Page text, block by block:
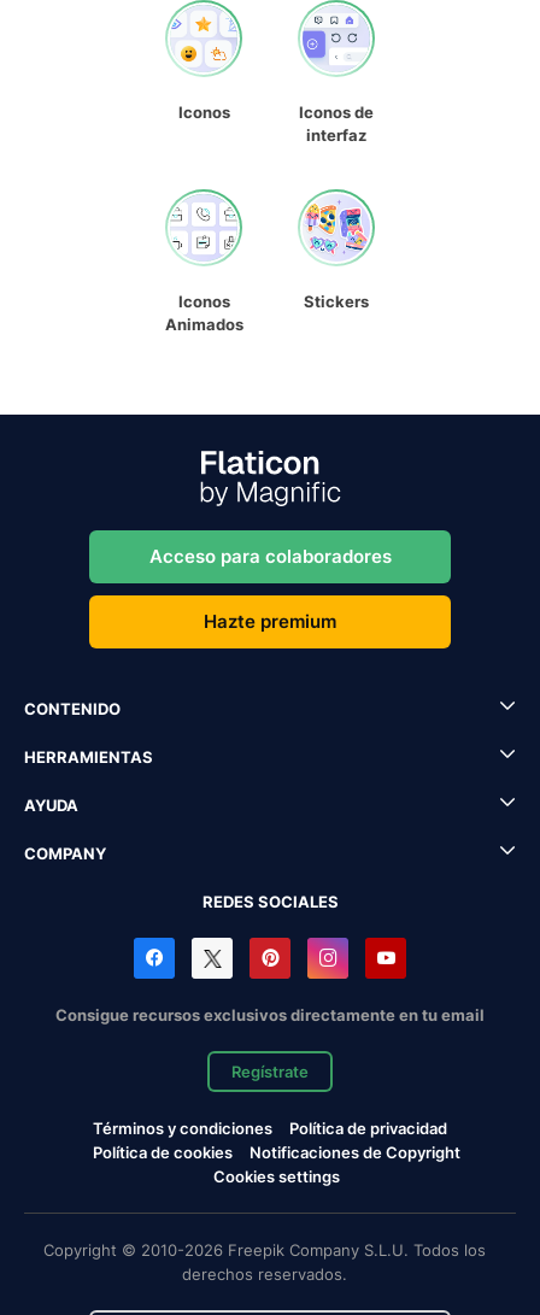
Iconos
Iconos de
interfaz
Iconos
Animados
Stickers
Acceso para colaboradores
Hazte premium
CONTENIDO
HERRAMIENTAS
AYUDA
COMPANY
REDES SOCIALES
Consigue recursos exclusivos directamente en tu email
Regístrate
Términos y condiciones
Política de privacidad
Política de cookies
Notificaciones de Copyright
Cookies settings
Copyright © 2010-2026 Freepik Company S.L.U. Todos los
derechos reservados.